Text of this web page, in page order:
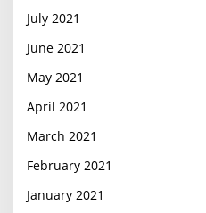
July 2021
June 2021
May 2021
April 2021
March 2021
February 2021
January 2021